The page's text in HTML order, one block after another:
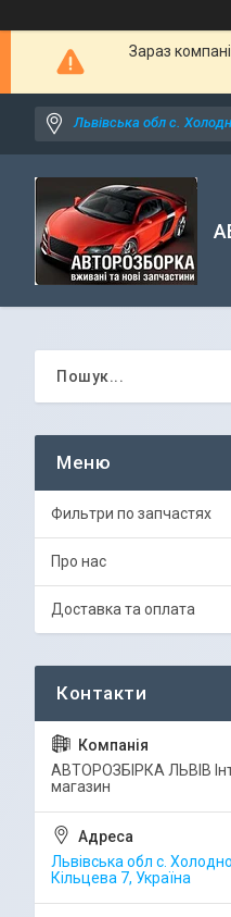
Зараз
Львівська обл с.
Фильтри по запчастях
Про нас
Доставка та оплата
АВТОРОЗБІРКА ЛЬВІВ
магазин
Львівська обл с.
Кільцева 7, Україна